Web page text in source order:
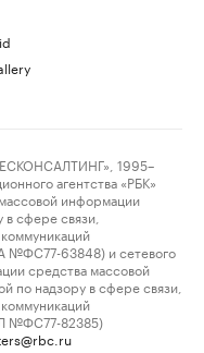
1995–
агентства «РБК»
информации
сфере связи,
№ФС77-63848) и сетевого
средства массовой
по надзору в сфере связи,
№ФС77-82385)